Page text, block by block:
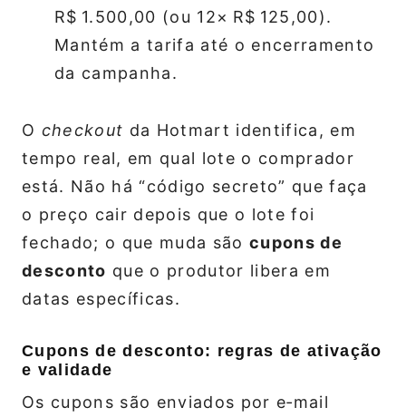
R$ 1.500,00 (ou 12× R$ 125,00).
Mantém a tarifa até o encerramento
da campanha.
O checkout da Hotmart identifica, em
tempo real, em qual lote o comprador
está. Não há “código secreto” que faça
o preço cair depois que o lote foi
fechado; o que muda são cupons de
desconto que o produtor libera em
datas específicas.
Cupons de desconto: regras de ativação
e validade
Os cupons são enviados por e‑mail